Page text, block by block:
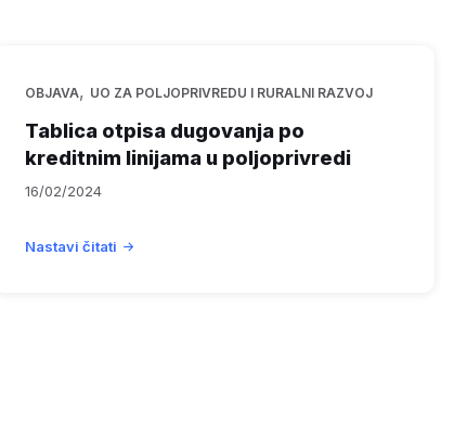
OBJAVA, UO ZA POLJOPRIVREDU I RURALNI RAZVOJ
Tablica otpisa dugovanja po
kreditnim linijama u poljoprivredi
16/02/2024
Nastavi čitati